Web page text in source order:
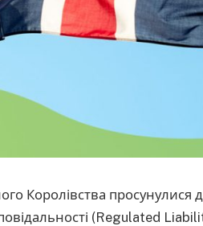
Королівства просунулися
(Regulated